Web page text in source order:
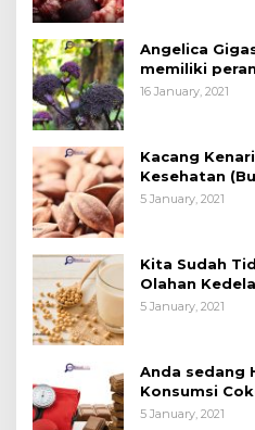
Angelica
memiliki
16 January, 2021
Kacang
Kesehatan
Kue)
5 January, 2021
Kita Sudah
Olahan
Manfaatnya
5 January, 2021
Anda sedang
Konsumsi
5 January, 2021